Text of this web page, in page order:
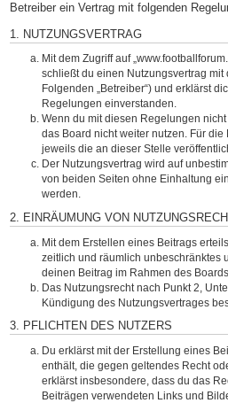
Betreiber ein Vertrag mit folgenden
1. NUTZUNGSVERTRAG
Mit dem Zugriff auf
schließt du einen Nutzungsvertrag
Folgenden „Betreiber“) und erklärst
Regelungen einverstanden.
Wenn du mit diesen Regelungen
das Board nicht weiter nutzen. Für
jeweils die an dieser Stelle
Der Nutzungsvertrag wird auf
von beiden Seiten ohne Einhaltung
werden.
2. EINRÄUMUNG VON
Mit dem Erstellen eines Beitrags
zeitlich und räumlich unbeschränktes
deinen Beitrag im Rahmen des
Das Nutzungsrecht nach Punkt 2,
Kündigung des Nutzungsvertrages
3. PFLICHTEN DES NUTZERS
Du erklärst mit der Erstellung eines
enthält, die gegen geltendes Recht
erklärst insbesondere, dass du das
Beiträgen verwendeten Links und